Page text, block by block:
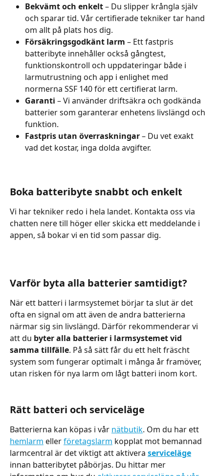
Bekvämt och enkelt – Du slipper krångla själv
och sparar tid. Vår certifierade tekniker tar hand
om allt på plats hos dig.
Försäkringsgodkänt larm – Ett fastpris
batteribyte innehåller också gångtest,
funktionskontroll och uppdateringar både i
larmutrustning och app i enlighet med
normerna SSF 140 för ett certifierat larm.
Garanti – Vi använder driftsäkra och godkända
batterier som garanterar enhetens livslängd och
funktion.
Fastpris utan överraskningar – Du vet exakt
vad det kostar, inga dolda avgifter.
Boka batteribyte snabbt och enkelt
Vi har tekniker redo i hela landet. Kontakta oss via
chatten nere till höger eller skicka ett meddelande i
appen, så bokar vi en tid som passar dig.
Varför byta alla batterier samtidigt?
När ett batteri i larmsystemet börjar ta slut är det
ofta en signal om att även de andra batterierna
närmar sig sin livslängd. Därför rekommenderar vi
att du byter alla batterier i larmsystemet vid
samma tillfälle. På så sätt får du ett helt fräscht
system som fungerar optimalt i många år framöver,
utan risken för nya larm om lågt batteri inom kort.
Rätt batteri och serviceläge
Batterierna kan köpas i vår nätbutik. Om du har ett
hemlarm eller företagslarm kopplat mot bemannad
larmcentral är det viktigt att aktivera serviceläge
innan batteribytet påbörjas. Du hittar mer